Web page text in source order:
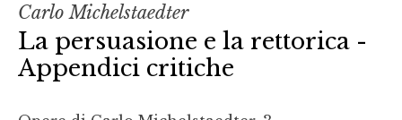
Carlo Michelstaedter
La persuasione e la rettorica -
Appendici critiche